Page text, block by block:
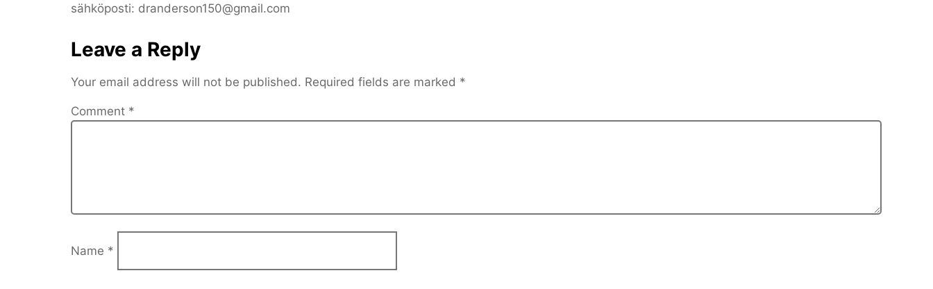
sähköposti: dranderson150@gmail.com
Leave a Reply
Your email address will not be published. Required fields are marked *
Comment *
Name *